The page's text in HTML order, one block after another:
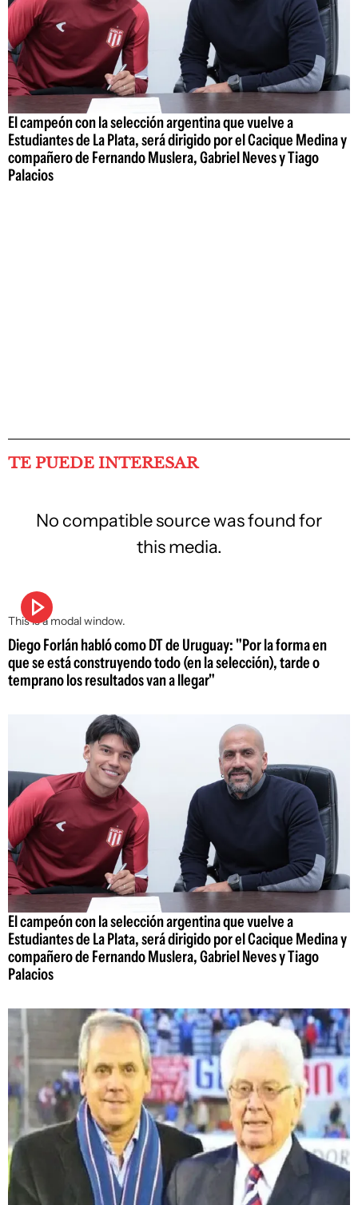
El campeón con la selección argentina que vuelve a
Estudiantes de La Plata, será dirigido por el Cacique Medina y
compañero de Fernando Muslera, Gabriel Neves y Tiago
Palacios
TE PUEDE INTERESAR
This is a modal window.
No compatible source was found for
this media.
Diego Forlán habló como DT de Uruguay: "Por la forma en
que se está construyendo todo (en la selección), tarde o
temprano los resultados van a llegar"
El campeón con la selección argentina que vuelve a
Estudiantes de La Plata, será dirigido por el Cacique Medina y
compañero de Fernando Muslera, Gabriel Neves y Tiago
Palacios